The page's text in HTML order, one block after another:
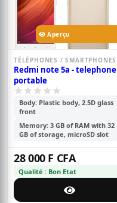
Aperçu
TÉLÉPHONES / SMARTPHONES
Redmi note 5a - telephone
portable
Body: Plastic body, 2.5D glass
front
Memory: 3 GB of RAM with 32
GB of storage, microSD slot
28 000 F CFA
Qualité : Bon Etat